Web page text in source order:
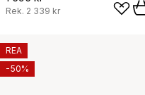
Rek. 2 339 kr
REA
-50%